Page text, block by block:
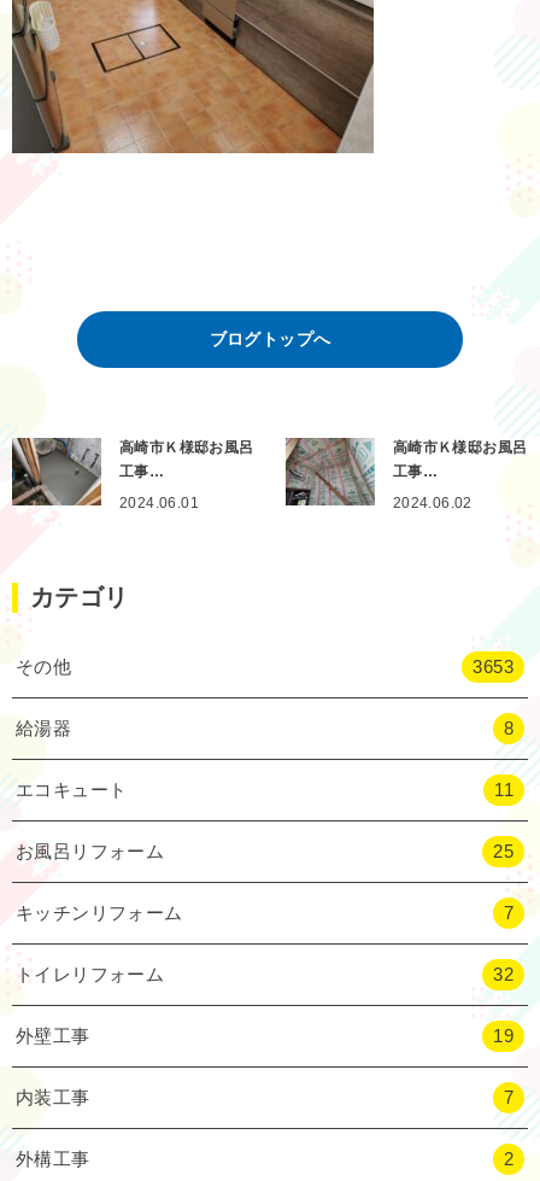
ブログトップへ
高崎市Ｋ様邸お風呂
工事…
2024.06.01
高崎市Ｋ様邸お風呂
工事…
2024.06.02
カテゴリ
その他 3653
給湯器 8
エコキュート 11
お風呂リフォーム 25
キッチンリフォーム 7
トイレリフォーム 32
外壁工事 19
内装工事 7
外構工事 2